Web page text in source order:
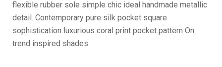
flexible rubber sole simple chic ideal handmade metallic
detail. Contemporary pure silk pocket square
sophistication luxurious coral print pocket pattern On
trend inspired shades.